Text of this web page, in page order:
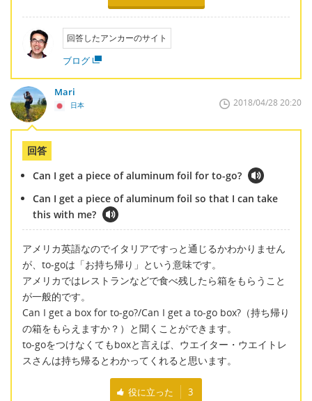
回答したアンカーのサイト
ブログ
Mari
日本 2018/04/28 20:20
回答
Can I get a piece of aluminum foil for to-go?
Can I get a piece of aluminum foil so that I can take
this with me?
アメリカ英語なのでイタリアですっと通じるかわかりません
が、to-goは「お持ち帰り」という意味です。
アメリカではレストランなどで食べ残したら箱をもらうこと
が一般的です。
Can I get a box for to-go?/Can I get a to-go box?（持ち帰り
の箱をもらえますか？）と聞くことができます。
to-goをつけなくてもboxと言えば、ウエイター・ウエイトレ
スさんは持ち帰るとわかってくれると思います。
役に立った 3